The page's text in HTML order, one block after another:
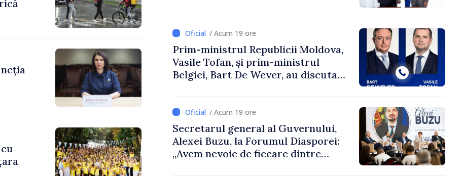
/ Acum 19 ore
Prim-ministrul Republicii Moldova,
Vasile Tofan, și prim-ministrul
Belgiei, Bart De Wever, au discutat
/ Acum 19 ore
Secretarul general al Guvernului,
Alexei Buzu, la Forumul Diasporei:
„Avem nevoie de fiecare dintre